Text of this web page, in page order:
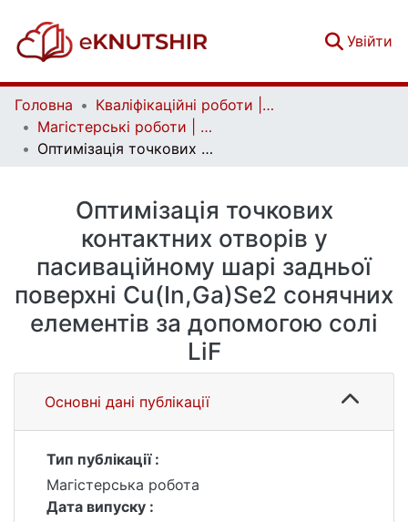
Увійти
Головна
Кваліфікаційні роботи | Qualifying works
Магістерські роботи | Master's theses
Оптимізація точкових контактних отворів у пасиваційному шарі задньої поверхні Cu(In,Ga)Se2 сонячних елементів за допомогою солі LіF
Оптимізація точкових
контактних отворів у
пасиваційному шарі задньої
поверхні Cu(In,Ga)Se2 сонячних
елементів за допомогою солі
LіF
Основні дані публікації
Тип публікації :
Магістерська робота
Дата випуску :